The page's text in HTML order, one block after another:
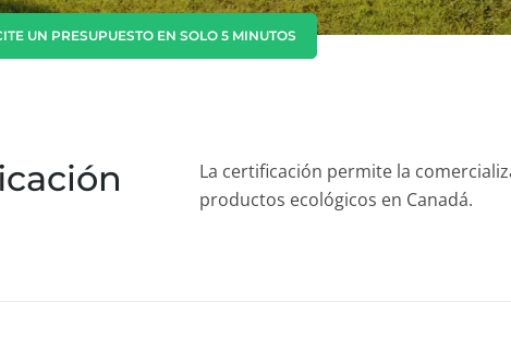
UN PRESUPUESTO EN SOLO 5 MINUTOS
La certificación permite la
productos ecológicos en Canadá.